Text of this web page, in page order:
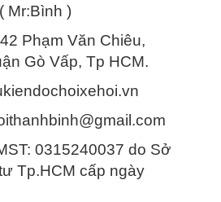
Mr:Bình )
Phạm Văn Chiêu,
Gò Vấp, Tp HCM.
0315240037 do Sở
Tp.HCM cấp ngày